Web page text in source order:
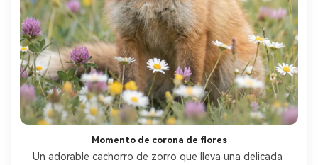
Momento de corona de flores
Un adorable cachorro de zorro que lleva una delicada